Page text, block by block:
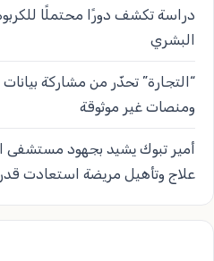
دراسة تكشف دورًا محتملًا
البشري
“التجارة” تحذّر من مشاركة
ومنصات غير موثوقة
أمير تبوك يشيد بجهود مستشفى
علاج وتأهيل مريضة استعادت